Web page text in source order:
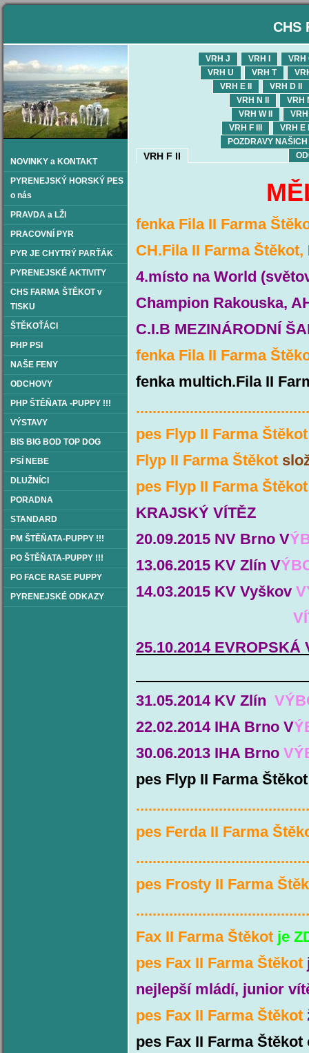
CHS
NOVINKY a KONTAKT
PYRENEJSKÝ HORSKÝ PES
o nás
PRAVDA a LŽI
PRACOVNÍ PYR
PYR JE CHYTRÝ PARŤÁK
PYRENEJSKÉ AKTIVITY
CHS FARMA ŠTĚKOT v
TISKU
ŠTĚKOŤÁCI
PHP PSI
NAŠE FENY
ODCHOVY
PHP ŠTĚŇATA -PUPPY !!!
VÝSTAVY
BIS BIG BOD TOP DOG
PSÍ NEBE
DLUŽNÍCI
PORADNA
STANDARD
PM ŠTĚŇATA-PUPPY !!!
PO ŠTĚŇATA-PUPPY !!!
PO FACE RASE PUPPY
PYRENEJSKÉ ODKAZY
VRH F II
VRH
VRH I
VRH J
VRH T
VRH U
VRH D II
VRH E II
VRH
VRH N II
VRH W II
VRH E
VRH F III
POZDRAVY
fenka Fila II Farma
CH.Fila II Farma Štěkot,
4.místo na World
Champion Rakouska,
C.I.B MEZINÁRODNÍ
fenka Fila II Farma
fenka multich.Fila II
pes Flyp II Farma Štěkot
Flyp II Farma Štěkot
pes Flyp II Farma
KRAJSKÝ VÍTĚZ
20.09.2015 NV Brno V
13.06.2015 KV Zlín V
14.03.2015 KV Vyškov
25.10.2014 EVROPSKÁ
31.05.2014 KV Zlín
22.02.2014 IHA Brno V
30.06.2013 IHA Brno
​pes Flyp II Farma
pes Ferda II Farma
pes Frosty II Farma
Fax II Farma Štěkot je
pes Fax II Farma Štěkot
nejlepší mládí, junior
pes Fax II Farma Štěkot
pes Fax II Farma